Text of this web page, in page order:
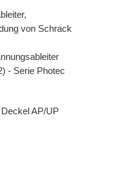
von Schrack
- Serie Photec
AP/UP